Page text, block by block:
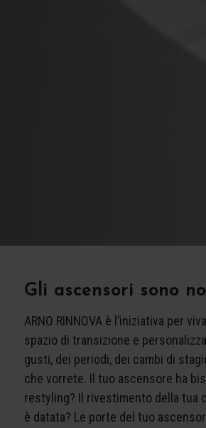
Gli ascensori sono
ARNO RINNOVA è l’iniziativa per
spazio di transizione e
gusti, dei periodi, dei cambi di
che vorrete. Il tuo ascensore ha
restyling? Il rivestimento della tua
è datata? Le porte del tuo